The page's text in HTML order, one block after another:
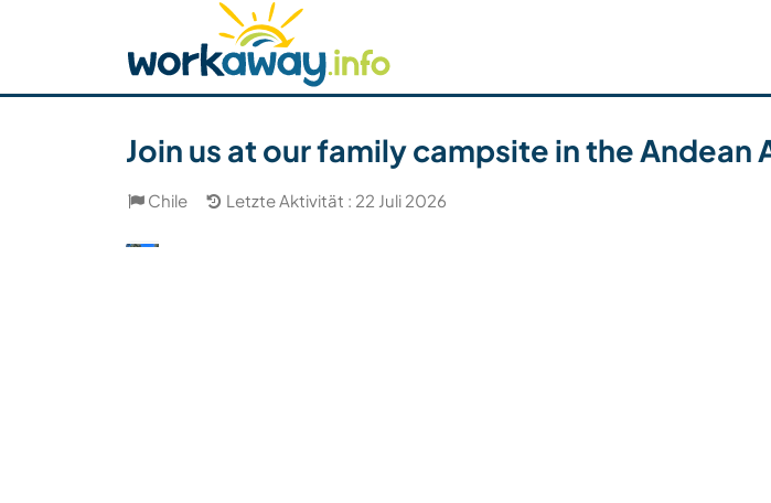
Host finden Reisepartner finden
Sicherheit
Join us at our family campsite in the Andean
Chile Letzte Aktivität : 22 Juli 2026